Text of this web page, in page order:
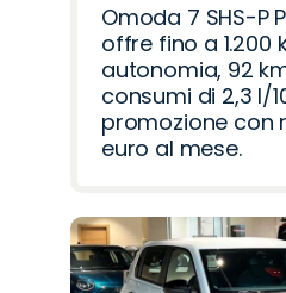
Omoda 7 SHS-P
offre fino a 1.200
autonomia, 92
consumi di 2,3 l/
promozione con
euro al mese.